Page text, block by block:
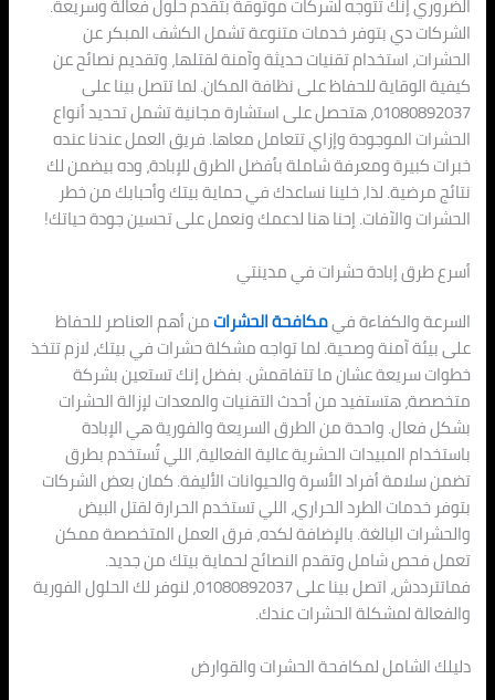
الضروري إنك تتوجه لشركات موثوقة بتقدم حلول فعالة وسريعة.
الشركات دي بتوفر خدمات متنوعة تشمل الكشف المبكر عن
الحشرات، استخدام تقنيات حديثة وآمنة لقتلها، وتقديم نصائح عن
كيفية الوقاية للحفاظ على نظافة المكان. لما تتصل بينا على
01080892037، هتحصل على استشارة مجانية تشمل تحديد أنواع
الحشرات الموجودة وإزاي تتعامل معاها. فريق العمل عندنا عنده
خبرات كبيرة ومعرفة شاملة بأفضل الطرق للإبادة، وده بيضمن لك
نتائج مرضية. لذا، خلينا نساعدك في حماية بيتك وأحبابك من خطر
الحشرات والآفات. إحنا هنا لدعمك ونعمل على تحسين جودة حياتك!
أسرع طرق إبادة حشرات في مدينتي
السرعة والكفاءة فيمكافحة الحشراتمن أهم العناصر للحفاظ
على بيئة آمنة وصحية. لما تواجه مشكلة حشرات في بيتك، لازم تتخذ
خطوات سريعة عشان ما تتفاقمش. بفضل إنك تستعين بشركة
متخصصة، هتستفيد من أحدث التقنيات والمعدات لإزالة الحشرات
بشكل فعال. واحدة من الطرق السريعة والفورية هي الإبادة
باستخدام المبيدات الحشرية عالية الفعالية، اللي تُستخدم بطرق
تضمن سلامة أفراد الأسرة والحيوانات الأليفة. كمان بعض الشركات
بتوفر خدمات الطرد الحراري، اللي تستخدم الحرارة لقتل البيض
والحشرات البالغة. بالإضافة لكده، فرق العمل المتخصصة ممكن
تعمل فحص شامل وتقدم النصائح لحماية بيتك من جديد.
فماتترددش، اتصل بينا على 01080892037، لنوفر لك الحلول الفورية
والفعالة لمشكلة الحشرات عندك.
دليلك الشامل لمكافحة الحشرات والقوارض